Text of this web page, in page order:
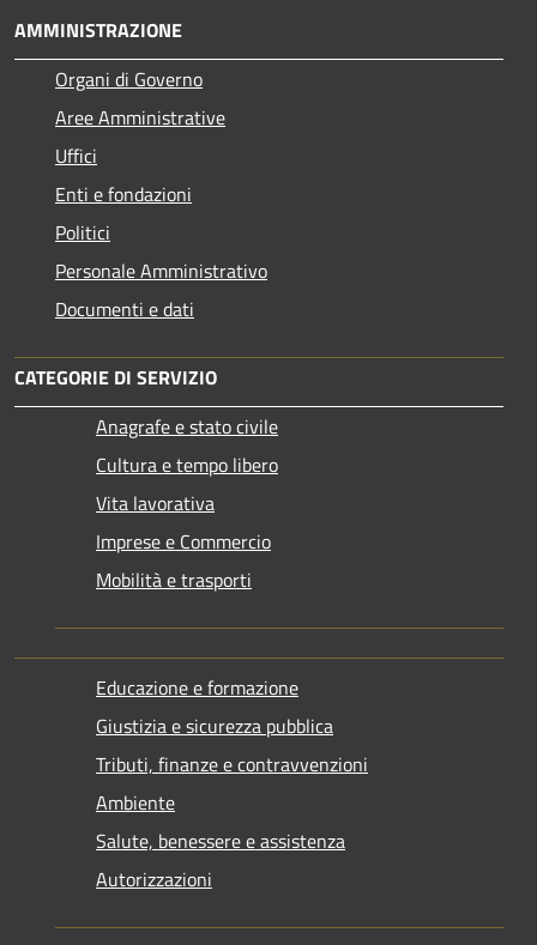
AMMINISTRAZIONE
Organi di Governo
Aree Amministrative
Uffici
Enti e fondazioni
Politici
Personale Amministrativo
Documenti e dati
CATEGORIE DI SERVIZIO
Anagrafe e stato civile
Cultura e tempo libero
Vita lavorativa
Imprese e Commercio
Mobilità e trasporti
Educazione e formazione
Giustizia e sicurezza pubblica
Tributi, finanze e contravvenzioni
Ambiente
Salute, benessere e assistenza
Autorizzazioni